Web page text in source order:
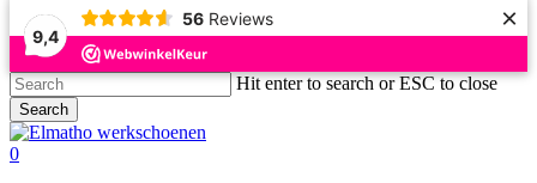
9,4
56 Reviews ×
Skip
to
main
content
Hit enter to search or ESC to close
Search
Close
Search
search
account
0